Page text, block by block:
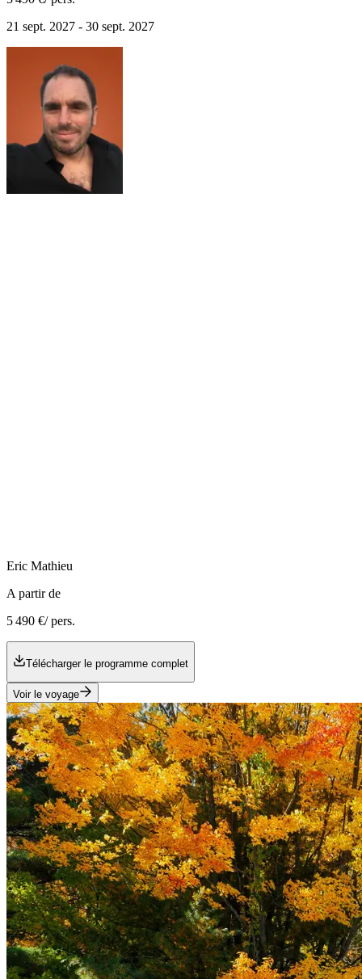
21 sept. 2027 - 30 sept. 2027
Eric Mathieu
A partir de
5 490 €/ pers.
Télécharger le programme complet
Voir le voyage